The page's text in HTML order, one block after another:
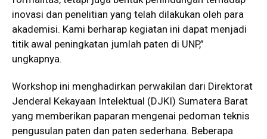
inovasi dan penelitian yang telah dilakukan oleh para
akademisi. Kami berharap kegiatan ini dapat menjadi
titik awal peningkatan jumlah paten di UNP,”
ungkapnya.
Workshop ini menghadirkan perwakilan dari Direktorat
Jenderal Kekayaan Intelektual (DJKI) Sumatera Barat
yang memberikan paparan mengenai pedoman teknis
pengusulan paten dan paten sederhana. Beberapa